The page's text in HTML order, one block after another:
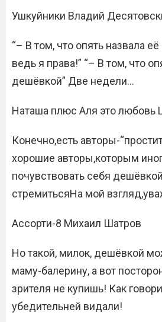
Ушкуйники Владий
“– В том, что опять назвала
ведь я права!” “– В том, что
дешёвкой” Две недели…
Наташа плюс Аля это любовь
Конечно,есть авторы-
хорошие авторы,которым
почувствовать себя
стремитьсяНа мой
Ассорти-8 Михаил Шатров
Но такой, милок, дешёвкой
маму-балерину, а вот
зрителя не купишь! Как
убедительней видали!